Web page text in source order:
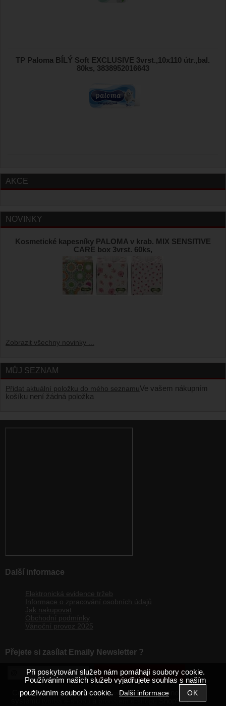
TP Paloma BÍLÝ Soft EXCLUSIVE 3vrst.,10x110 útr.,bal.
80ks, 3838952016643
AKCE
NOVINKY
Kosmetické kapesníky PALOMA v krab. MIX SENSITIVE
CARE box 3vrst. 60ks,
Zobrazit všechny novinky ...
MŮJ SEZNAM
Přidat aktuální položku do mého seznamuVe vašem nákupním
košíku není žádná položka
Další informace
Elektronická evidence tržeb
Informace o zpracování osobních údajů
Jak nakupovat
Obchodní podmínky
Vánoční provoz 2025
Přejete si zasílat Emaily Newsletter ?
Copyright ©shop.velkoobchodsas.cz, provozováno na
Shop5.cz
Při poskytování služeb nám pomáhají soubory cookie.
Používáním našich služeb vyjadřujete souhlas s naším
používáním souborů cookie. Další informace